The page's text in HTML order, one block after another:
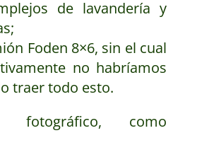
de lavandería y
Foden 8×6, sin el cual
no habríamos
traer todo esto.
fotográfico, como